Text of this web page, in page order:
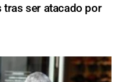
ser atacado por